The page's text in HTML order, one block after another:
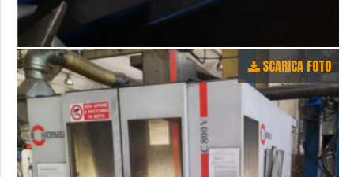
SCARICA FOTO